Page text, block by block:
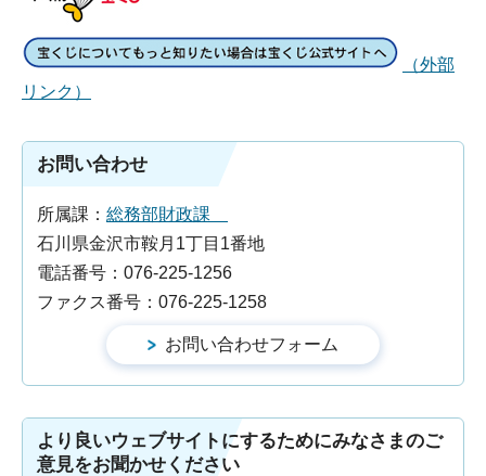
（外部
リンク）
お問い合わせ
所属課： 総務部財政課
石川県金沢市鞍月1丁目1番地
電話番号：076-225-1256
ファクス番号：076-225-1258
より良いウェブサイトにするためにみなさまのご
意見をお聞かせください